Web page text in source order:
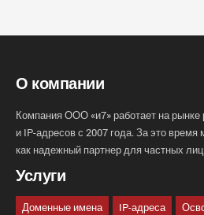
О компании
Компания ООО «и7» работает на
и IP-адресов с 2007 года. За это
как надежный партнер для частных
Услуги
Доменные имена IP-адреса